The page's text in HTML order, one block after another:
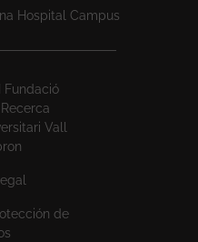
Hospital Campus
Fundació
Vall
de